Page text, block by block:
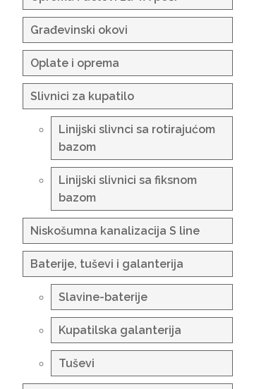
Građevinski okovi
Oplate i oprema
Slivnici za kupatilo
Linijski slivnci sa rotirajućom
bazom
Linijski slivnici sa fiksnom
bazom
Niskošumna kanalizacija S line
Baterije, tuševi i galanterija
Slavine-baterije
Kupatilska galanterija
Tuševi